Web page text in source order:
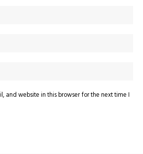
and website in this browser for the next time I